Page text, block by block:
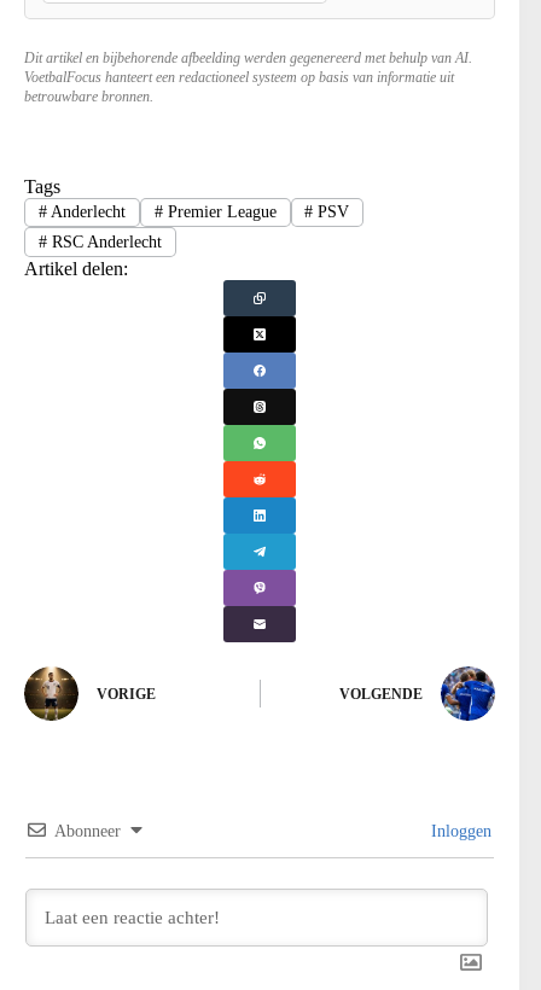
Dit artikel en bijbehorende afbeelding werden gegenereerd met behulp van AI.
VoetbalFocus hanteert een redactioneel systeem op basis van informatie uit
betrouwbare bronnen.
Tags
#Anderlecht #Premier League # PSV
#RSC Anderlecht
Artikel delen:
VORIGE VOLGENDE
Abonneer Inloggen